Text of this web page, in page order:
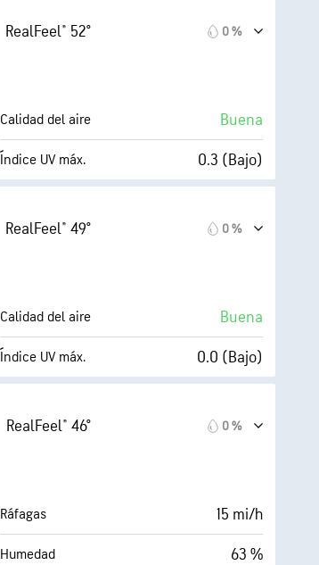
Nubosidad 1 %
Techo de nubes 30000 ft
RealFeel® 52° 0 %
Calidad del aire Buena
Índice UV máx. 0.3 (Bajo)
AccuLumen Brightness Index™
Nubosidad 1 %
RealFeel® 49° 0 %
Calidad del aire Buena
Índice UV máx. 0.0 (Bajo)
AccuLumen Brightness Index™
Nubosidad 2 %
RealFeel® 46° 0 %
Ráfagas 15 mi/h
Humedad 63 %